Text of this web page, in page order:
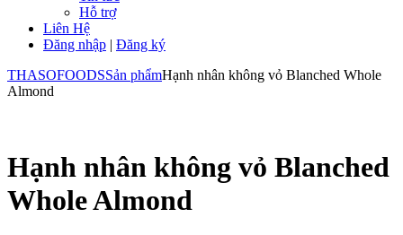
Hỗ trợ
Liên Hệ
Đăng nhập | Đăng ký
THASOFOODSSản phẩmHạnh nhân không vỏ Blanched Whole
Almond
Hạnh nhân không vỏ Blanched
Whole Almond